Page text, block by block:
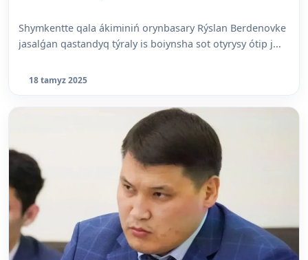
Shymkentte qala ákiminiń orynbasary Rýslan Berdenovke
jasalǵan qastandyq týraly is boiynsha sot otyrysy ótip j...
18 tamyz 2025